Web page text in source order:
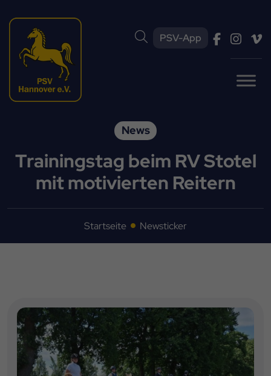
PSV-App
News
Trainingstag beim RV Stotel
mit motivierten Reitern
Startseite Newsticker